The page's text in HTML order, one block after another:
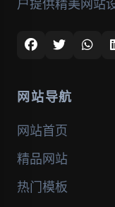
户提供精美网站
网站导航
网站首页
精品网站
热门模板